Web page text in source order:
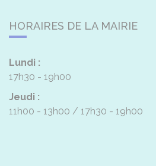
HORAIRES DE LA MAIRIE
Lundi :
17h30 - 19h00
Jeudi :
11h00 - 13h00
17h30 - 19h00